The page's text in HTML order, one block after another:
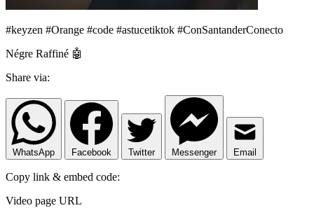
#keyzen #Orange #code #astucetiktok #ConSantanderConecto
Négre Raffiné 🤖
Share via:
WhatsApp Facebook Twitter Messenger Email
Copy link & embed code:
Video page URL